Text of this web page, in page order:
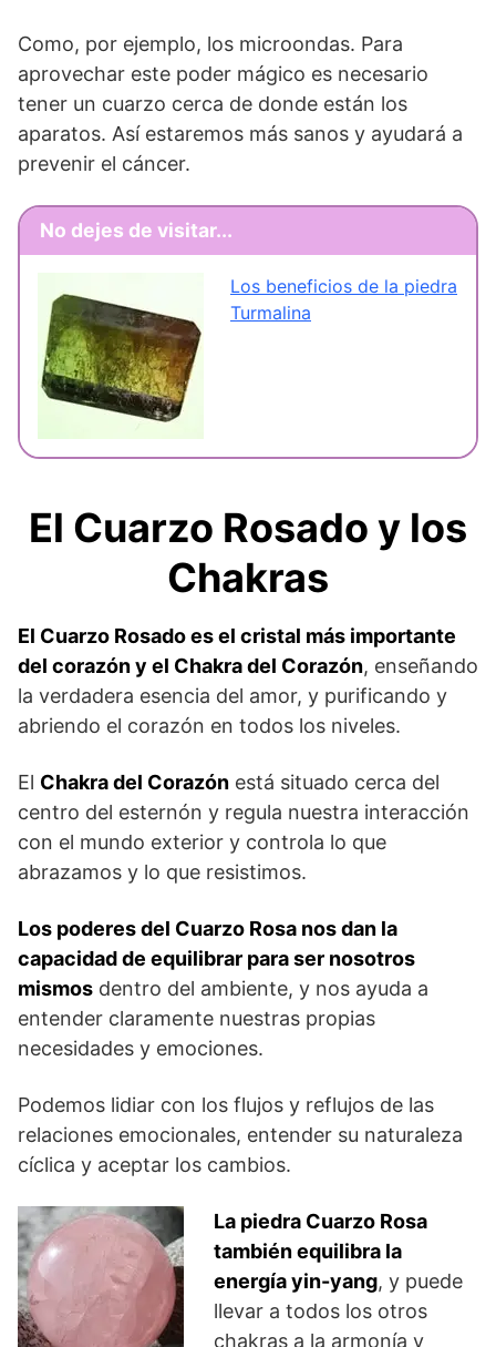
Como, por ejemplo, los microondas. Para
aprovechar este poder mágico es necesario
tener un cuarzo cerca de donde están los
aparatos. Así estaremos más sanos y ayudará a
prevenir el cáncer.
No dejes de visitar...
Los beneficios de la piedra
Turmalina
El Cuarzo Rosado y los
Chakras
El Cuarzo Rosado es el cristal más importante
del corazón y el Chakra del Corazón, enseñando
la verdadera esencia del amor, y purificando y
abriendo el corazón en todos los niveles.
El Chakra del Corazón está situado cerca del
centro del esternón y regula nuestra interacción
con el mundo exterior y controla lo que
abrazamos y lo que resistimos.
Los poderes del Cuarzo Rosa nos dan la
capacidad de equilibrar para ser nosotros
mismos dentro del ambiente, y nos ayuda a
entender claramente nuestras propias
necesidades y emociones.
Podemos lidiar con los flujos y reflujos de las
relaciones emocionales, entender su naturaleza
cíclica y aceptar los cambios.
La piedra Cuarzo Rosa
también equilibra la
energía yin-yang, y puede
llevar a todos los otros
chakras a la armonía y